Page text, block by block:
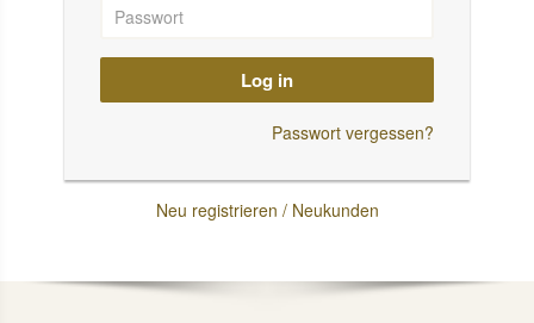
Log in
Passwort vergessen?
Neu registrieren / Neukunden